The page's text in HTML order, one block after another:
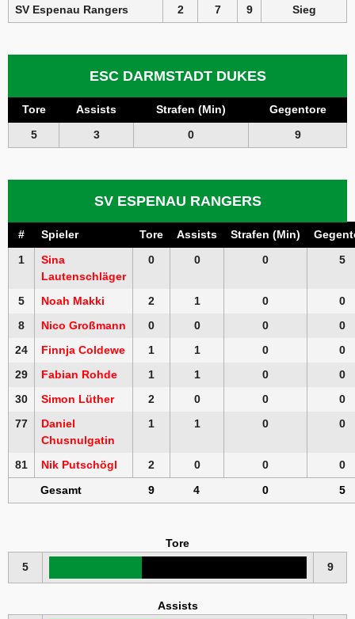
SV Espenau Rangers
2 7 9 Sieg
ESC DARMSTADT DUKES
Tore Assists Strafen (Min)
Gegentore
5
3 0 9
SV ESPENAU RANGERS
# Spieler Tore Assists Strafen (Min)
1
Sina
Lautenschläger
0 0 0 5
5 Noah Makki 2 1 0
0
8
Nico Großmann 0 0 0
0
24
Finnja Coldewe 1 1 0
0
29
Fabian Rohde 1 1 0
0
30
Simon Lüther 2 0 0
0
77
Daniel
Chusnulgatin
1 1 0 0
81 Nik Putschögl 2 0 0
0
Gesamt
9 4 0 5
Tore
5
9
Assists